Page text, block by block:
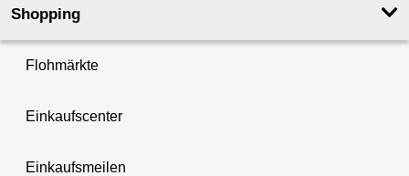
Shopping
Flohmärkte
Einkaufscenter
Einkaufsmeilen